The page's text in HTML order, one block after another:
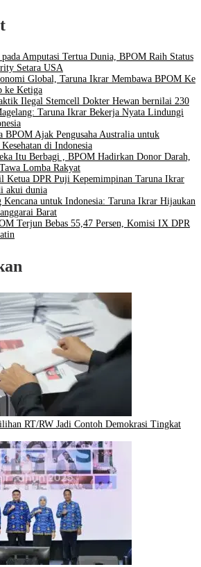
Amputasi Tertua Dunia, BPOM Raih Status
Setara USA
Global, Taruna Ikrar Membawa BPOM Ke
ke Ketiga
Ilegal Stemcell Dokter Hewan bernilai 230
Taruna Ikrar Bekerja Nyata Lindungi
BPOM Ajak Pengusaha Australia untuk
di Indonesia
Itu Berbagi , BPOM Hadirkan Donor Darah,
Lomba Rakyat
Ketua DPR Puji Kepemimpinan Taruna Ikrar
akui dunia
Kencana untuk Indonesia: Taruna Ikrar Hijaukan
Barat
Terjun Bebas 55,47 Persen, Komisi IX DPR
RT/RW Jadi Contoh Demokrasi Tingkat